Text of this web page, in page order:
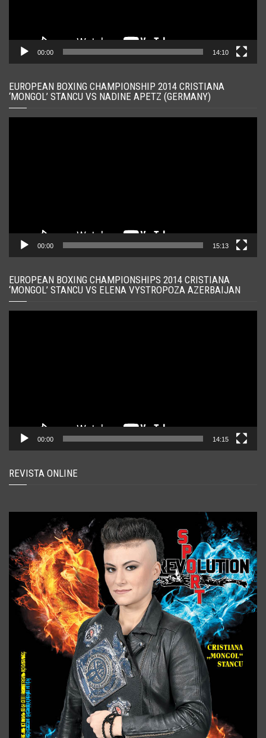
00:00 14:10
EUROPEAN BOXING CHAMPIONSHIP 2014 CRISTIANA
‘MONGOL’ STANCU VS NADINE APETZ (GERMANY)
00:00 15:13
EUROPEAN BOXING CHAMPIONSHIPS 2014 CRISTIANA
‘MONGOL’ STANCU VS ELENA VYSTROPOZA AZERBAIJAN
00:00 14:15
REVISTA ONLINE